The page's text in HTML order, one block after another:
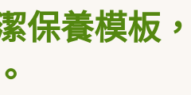
保養模板